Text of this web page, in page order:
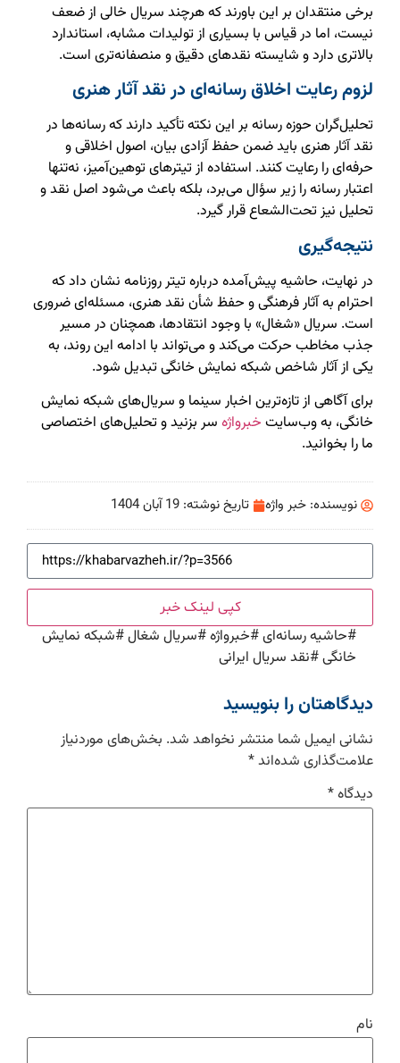
برخی منتقدان بر این باورند که هرچند سریال خالی از ضعف
نیست، اما در قیاس با بسیاری از تولیدات مشابه، استاندارد
بالاتری دارد و شایسته نقدهای دقیق و منصفانه‌تری است.
لزوم رعایت اخلاق رسانه‌ای در نقد آثار هنری
تحلیل‌گران حوزه رسانه بر این نکته تأکید دارند که رسانه‌ها در
نقد آثار هنری باید ضمن حفظ آزادی بیان، اصول اخلاقی و
حرفه‌ای را رعایت کنند. استفاده از تیترهای توهین‌آمیز، نه‌تنها
اعتبار رسانه را زیر سؤال می‌برد، بلکه باعث می‌شود اصل نقد و
تحلیل نیز تحت‌الشعاع قرار گیرد.
نتیجه‌گیری
در نهایت، حاشیه پیش‌آمده درباره تیتر روزنامه نشان داد که
احترام به آثار فرهنگی و حفظ شأن نقد هنری، مسئله‌ای ضروری
است. سریال «شغال» با وجود انتقادها، همچنان در مسیر
جذب مخاطب حرکت می‌کند و می‌تواند با ادامه این روند، به
یکی از آثار شاخص شبکه نمایش خانگی تبدیل شود.
برای آگاهی از تازه‌ترین اخبار سینما و سریال‌های شبکه نمایش
خانگی، به وب‌سایت خبرواژه سر بزنید و تحلیل‌های اختصاصی
ما را بخوانید.
نویسنده: خبر واژه تاریخ نوشته: 19 آبان 1404
کپی لینک خبر
#حاشیه رسانه‌ای#خبرواژه#سریال شغال#شبکه نمایش
خانگی#نقد سریال ایرانی
دیدگاهتان را بنویسید
نشانی ایمیل شما منتشر نخواهد شد. بخش‌های موردنیاز
علامت‌گذاری شده‌اند*
دیدگاه*
نام